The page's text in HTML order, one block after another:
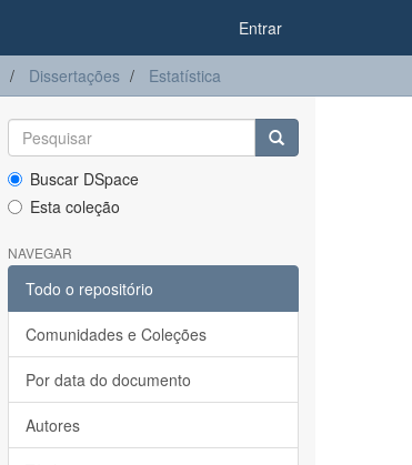
Entrar
Dissertações Estatística
Buscar DSpace
Esta coleção
NAVEGAR
Todo o repositório
Comunidades e Coleções
Por data do documento
Autores